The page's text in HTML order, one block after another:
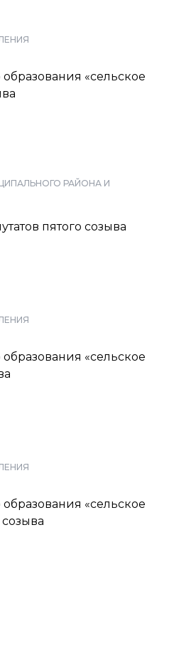
«сельское
РАЙОНА И
пятого созыва
«сельское
«сельское